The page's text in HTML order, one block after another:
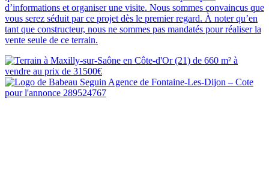
d’informations et organiser une visite. Nous sommes convaincus que
vous serez séduit par ce projet dès le premier regard. À noter qu’en
tant que constructeur, nous ne sommes pas mandatés pour réaliser la
vente seule de ce terrain.